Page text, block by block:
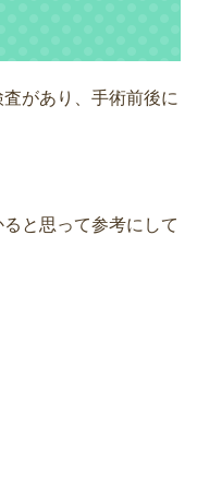
があり、手術前後に
と思って参考にして